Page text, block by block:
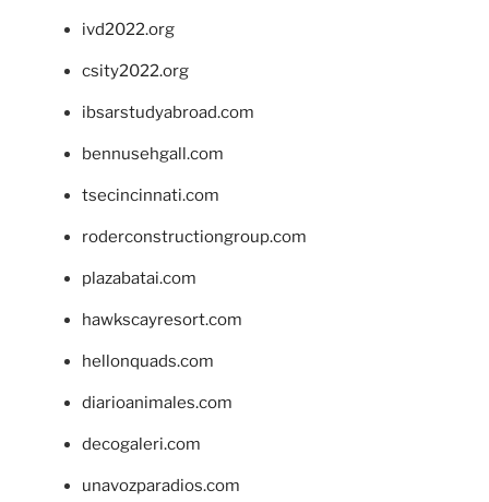
ivd2022.org
csity2022.org
ibsarstudyabroad.com
bennusehgall.com
tsecincinnati.com
roderconstructiongroup.com
plazabatai.com
hawkscayresort.com
hellonquads.com
diarioanimales.com
decogaleri.com
unavozparadios.com